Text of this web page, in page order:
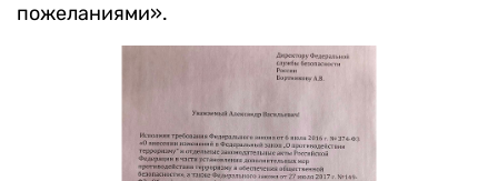
пожеланиями».